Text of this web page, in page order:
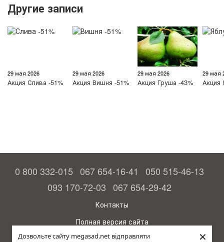
Дозвольте сайту megasad.net відправляти
×
Другие записи
29 мая 2026
Акция Слива -51%
29 мая 2026
Акция Вишня -51%
29 мая 2026
Акция Груша -43%
29 мая
Акция
0 800 332-015 067 654-16-41
050 515-46-13
093 170-72-03 067 654-29-42
Контакты
Полная версия сайта
© 2015—2026